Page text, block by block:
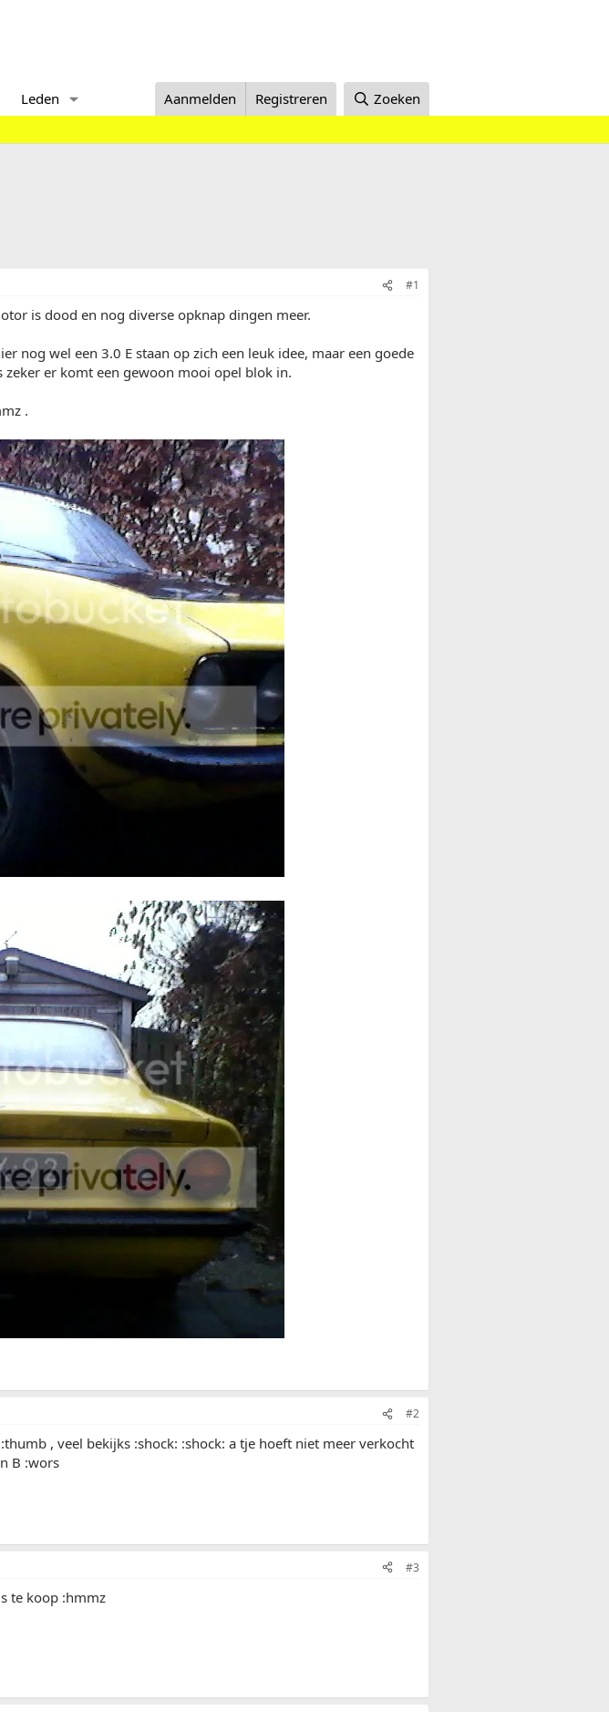
Leden Aanmelden Registreren Zoeken
#1
is dood en nog diverse opknap dingen meer.
nog wel een 3.0 E staan op zich een leuk idee, maar een goede
er komt een gewoon mooi opel blok in.
.
#2
, veel bekijks :shock: :shock: a tje hoeft niet meer verkocht
B :wors
#3
te koop :hmmz